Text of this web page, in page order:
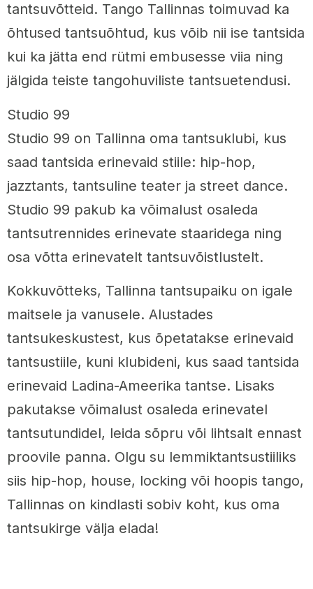
tantsuvõtteid. Tango Tallinnas toimuvad ka
õhtused tantsuõhtud, kus võib nii ise tantsida
kui ka jätta end rütmi embusesse viia ning
jälgida teiste tangohuviliste tantsuetendusi.
Studio 99
Studio 99 on Tallinna oma tantsuklubi, kus
saad tantsida erinevaid stiile: hip-hop,
jazztants, tantsuline teater ja street dance.
Studio 99 pakub ka võimalust osaleda
tantsutrennides erinevate staaridega ning
osa võtta erinevatelt tantsuvõistlustelt.
Kokkuvõtteks, Tallinna tantsupaiku on igale
maitsele ja vanusele. Alustades
tantsukeskustest, kus õpetatakse erinevaid
tantsustiile, kuni klubideni, kus saad tantsida
erinevaid Ladina-Ameerika tantse. Lisaks
pakutakse võimalust osaleda erinevatel
tantsutundidel, leida sõpru või lihtsalt ennast
proovile panna. Olgu su lemmiktantsustiiliks
siis hip-hop, house, locking või hoopis tango,
Tallinnas on kindlasti sobiv koht, kus oma
tantsukirge välja elada!